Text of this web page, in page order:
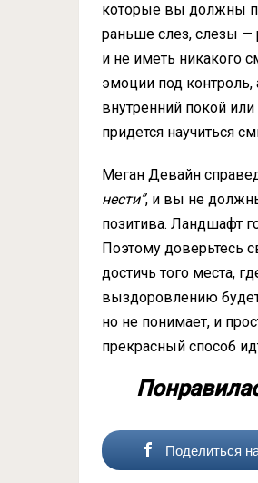
которые вы должны
раньше слез, слезы —
и не иметь никакого
эмоции под контроль,
внутренний покой
придется научиться
Меган Девайн
нести”, и вы не
позитива. Ландшафт
Поэтому доверьтесь
достичь того места,
выздоровлению
но не понимает, и
прекрасный способ
Поделиться